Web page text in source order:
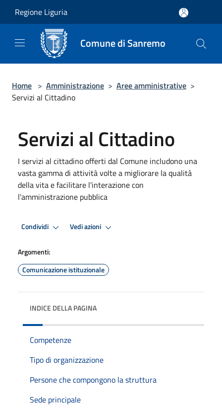
Regione Liguria
Comune di Sanremo
Home > Amministrazione > Aree amministrative >
Servizi al Cittadino
Servizi al Cittadino
I servizi al cittadino offerti dal Comune includono una
vasta gamma di attività volte a migliorare la qualità
della vita e facilitare l'interazione con
l'amministrazione pubblica
Condividi Vedi azioni
Argomenti:
Comunicazione istituzionale
INDICE DELLA PAGINA
Competenze
Tipo di organizzazione
Persone che compongono la struttura
Sede principale